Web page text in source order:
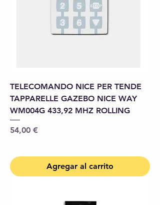
TELECOMANDO NICE PER TENDE
TAPPARELLE GAZEBO NICE WAY
WM004G 433,92 MHZ ROLLING
Precio
54,00 €
Agregar al carrito